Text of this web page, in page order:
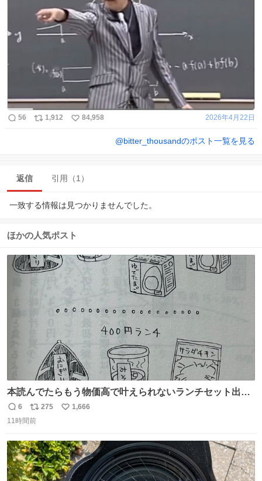
56 1,912 84,958 2026年4月22日
@bitter_thousandのポスト一覧を見る
返信 引用（1）
一致する情報は見つかりませんでした。
ほかの人気ポスト
本読んでたらもう物価高で叶えられないランチセット出て
きた
返
信
6
リ
ポ
ト
数
275
い
数
1,666
11時間前